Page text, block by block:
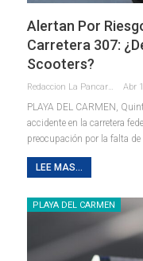
Alertan Por
Carretera 307:
Scooters?
Redaccion La Pancarta De Quintana Roo Abr
PLAYA DEL CARMEN,
accidente en la carretera
preocupación por la falta
LEE MAS...
PLAYA DEL CARMEN